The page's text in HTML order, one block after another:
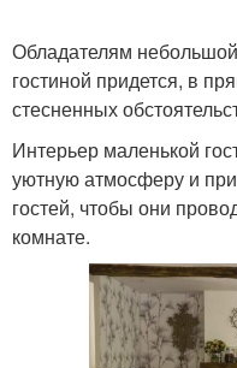
Обладателям
гостиной придется, в
стесненных
Интерьер маленькой
уютную атмосферу и
гостей, чтобы они
комнате.